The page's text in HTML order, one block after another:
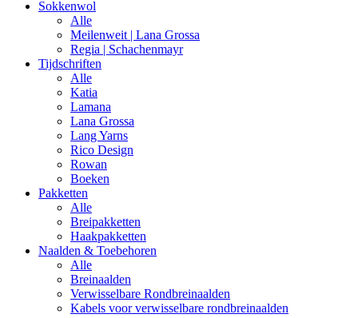
Sokkenwol
Alle
Meilenweit | Lana Grossa
Regia | Schachenmayr
Tijdschriften
Alle
Katia
Lamana
Lana Grossa
Lang Yarns
Rico Design
Rowan
Boeken
Pakketten
Alle
Breipakketten
Haakpakketten
Naalden & Toebehoren
Alle
Breinaalden
Verwisselbare Rondbreinaalden
Kabels voor verwisselbare rondbreinaalden